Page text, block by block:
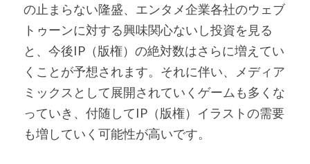
の止まらない隆盛、エンタメ企業各社のウェブ
トゥーンに対する興味関心ないし投資を見る
と、今後IP（版権）の絶対数はさらに増えてい
くことが予想されます。それに伴い、メディア
ミックスとして展開されていくゲームも多くな
っていき、付随してIP（版権）イラストの需要
も増していく可能性が高いです。